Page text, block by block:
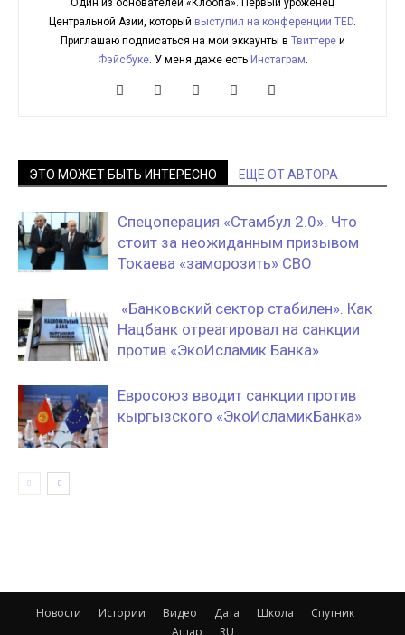
Один из основателей «Клоопа». Первый уроженец
Центральной Азии, который выступил на конференции TED.
Приглашаю подписаться на мои эккаунты в Твиттереи
Фэйсбуке. У меня даже есть Инстаграм.
ЭТО МОЖЕТ БЫТЬ ИНТЕРЕСНО ЕЩЕ ОТ АВТОРА
Спецоперация «Стамбул 2.0». Что
стоит за неожиданным призывом
Токаева «заморозить» СВО
«Банковский сектор стабилен». Как
Нацбанк отреагировал на санкции
против «ЭкоИсламик Банка»
Евросоюз вводит санкции против
кыргызского «ЭкоИсламикБанка»
Новости Истории Видео Дата Школа
Спутник
Ашар
RU